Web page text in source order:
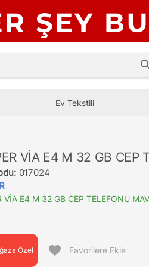
Ev Tekstili
VİA E4 M 32 GB CEP
017024
VİA E4 M 32 GB CEP TELEFONU
Özel favorite Favorilere Ekle